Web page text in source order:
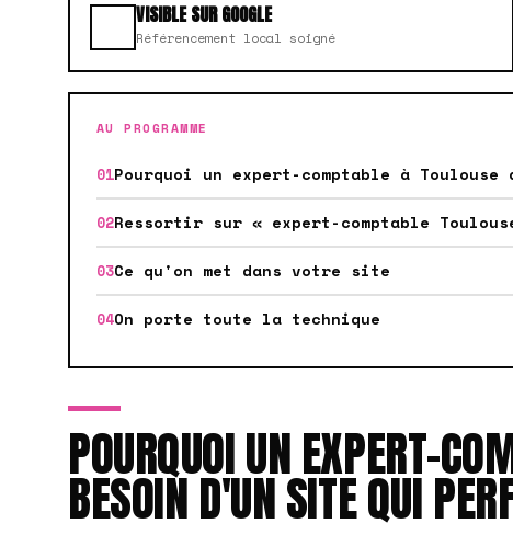
VISIBLE SUR GOOGLE
Référencement local soigné
AU PROGRAMME
Pourquoi un expert-comptable à
Ressortir sur « expert-comptable
Ce qu'on met dans votre site
On porte toute la technique
POURQUOI UN EXPERT-
BESOIN D'UN SITE QUI